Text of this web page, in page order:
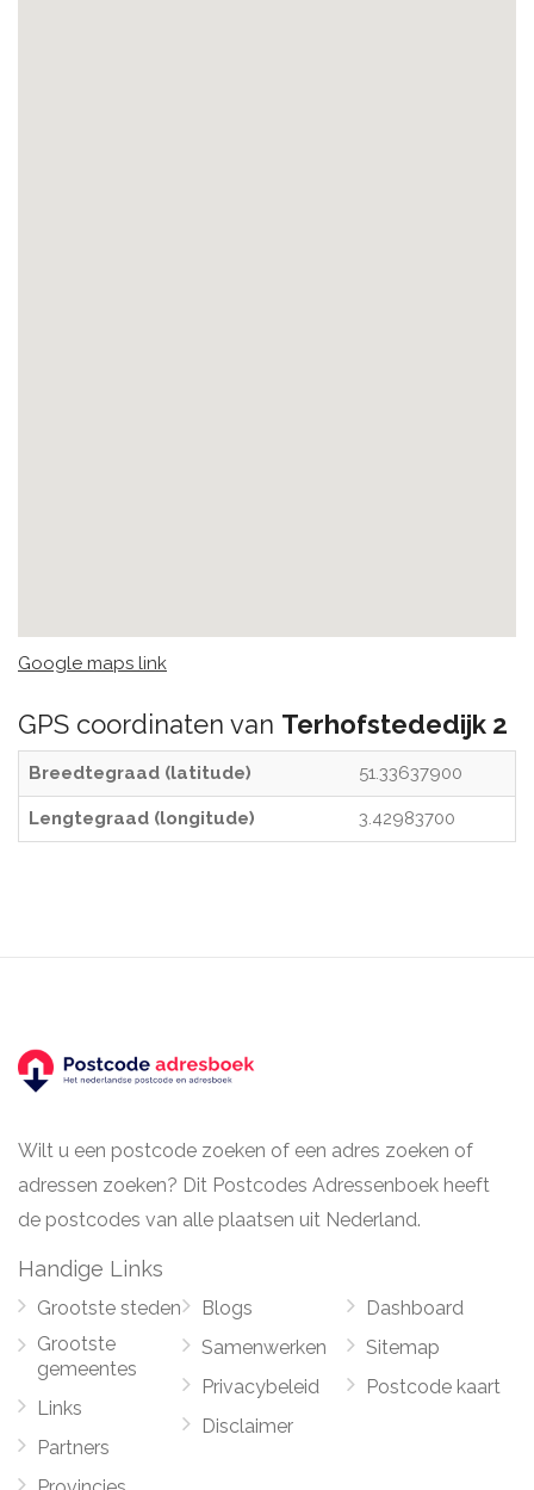
Google maps link
GPS coordinaten van Terhofstededijk 2
Breedtegraad (latitude) 51.33637900
Lengtegraad (longitude) 3.42983700
Wilt u een postcode zoeken of een adres zoeken of
adressen zoeken? Dit Postcodes Adressenboek heeft
de postcodes van alle plaatsen uit Nederland.
Handige Links
Grootste steden
Grootste
gemeentes
Links
Partners
Blogs
Samenwerken
Privacybeleid
Disclaimer
Dashboard
Sitemap
Postcode kaart